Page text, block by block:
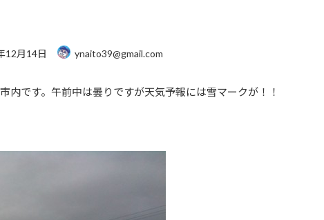
12月14日 ynaito39@gmail.com
内です。午前中は曇りですが天気予報には雪マークが！！